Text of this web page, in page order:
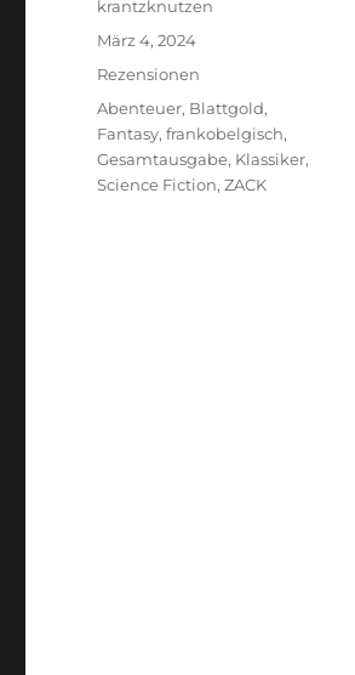
Autor
krantzknutzen
Veröffentlicht
März 4, 2024
Kategorien
Rezensionen
Schlagwörter
Abenteuer, Blattgold,
Fantasy,frankobelgisch,
Gesamtausgabe, Klassiker,
Science Fiction,ZACK